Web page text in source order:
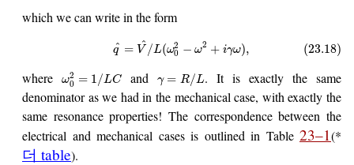
which we can write in the form
q
^ = V^/ L(ω2
0 − ω2 + iγω), (23.18)
where ω2
0 = 1/LCand γ = R/ L. It is exactly the same
denominator as we had in the mechanical case, with exactly the
same resonance properties! The correspondence between the
electrical and mechanical cases is outlined in Table 23–1(*
더 table).